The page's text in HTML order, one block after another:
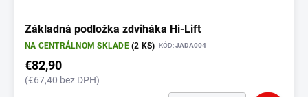
Základná podložka zdviháka Hi-Lift
NA CENTRÁLNOM SKLADE(2 KS) KÓD:JADA004
€82,90
(€67,40 bez DPH)